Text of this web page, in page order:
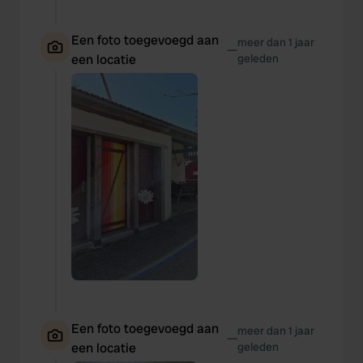
Een foto toegevoegd aan
een locatie
—meer dan 1 jaar
geleden
Een foto toegevoegd aan
een locatie
—meer dan 1 jaar
geleden